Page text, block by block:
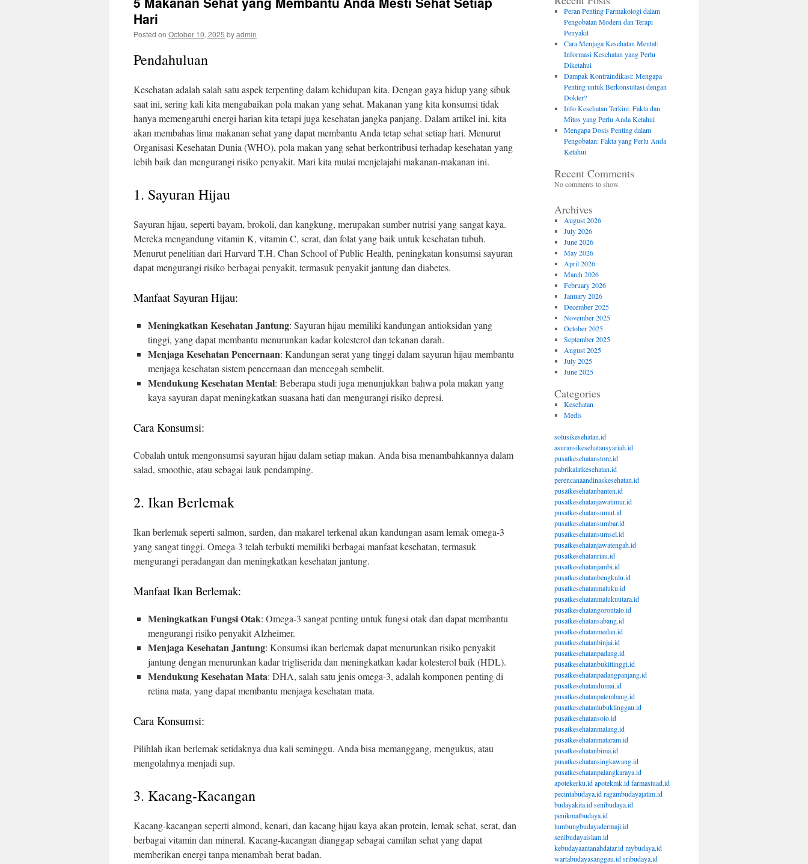
Hari
Posted on October 10, 2025 byadmin
Pendahuluan
Kesehatan adalah salah satu aspek terpenting dalam kehidupan kita. Dengan gaya hidup yang sibuk
saat ini, sering kali kita mengabaikan pola makan yang sehat. Makanan yang kita konsumsi tidak
hanya memengaruhi energi harian kita tetapi juga kesehatan jangka panjang. Dalam artikel ini, kita
akan membahas lima makanan sehat yang dapat membantu Anda tetap sehat setiap hari. Menurut
Organisasi Kesehatan Dunia (WHO), pola makan yang sehat berkontribusi terhadap kesehatan yang
lebih baik dan mengurangi risiko penyakit. Mari kita mulai menjelajahi makanan-makanan ini.
1. Sayuran Hijau
Sayuran hijau, seperti bayam, brokoli, dan kangkung, merupakan sumber nutrisi yang sangat kaya.
Mereka mengandung vitamin K, vitamin C, serat, dan folat yang baik untuk kesehatan tubuh.
Menurut penelitian dari Harvard T.H. Chan School of Public Health, peningkatan konsumsi sayuran
dapat mengurangi risiko berbagai penyakit, termasuk penyakit jantung dan diabetes.
Manfaat Sayuran Hijau:
Meningkatkan Kesehatan Jantung: Sayuran hijau memiliki kandungan antioksidan yang
tinggi, yang dapat membantu menurunkan kadar kolesterol dan tekanan darah.
Menjaga Kesehatan Pencernaan: Kandungan serat yang tinggi dalam sayuran hijau membantu
menjaga kesehatan sistem pencernaan dan mencegah sembelit.
Mendukung Kesehatan Mental: Beberapa studi juga menunjukkan bahwa pola makan yang
kaya sayuran dapat meningkatkan suasana hati dan mengurangi risiko depresi.
Cara Konsumsi:
Cobalah untuk mengonsumsi sayuran hijau dalam setiap makan. Anda bisa menambahkannya dalam
salad, smoothie, atau sebagai lauk pendamping.
2. Ikan Berlemak
Ikan berlemak seperti salmon, sarden, dan makarel terkenal akan kandungan asam lemak omega-3
yang sangat tinggi. Omega-3 telah terbukti memiliki berbagai manfaat kesehatan, termasuk
mengurangi peradangan dan meningkatkan kesehatan jantung.
Manfaat Ikan Berlemak:
Meningkatkan Fungsi Otak: Omega-3 sangat penting untuk fungsi otak dan dapat membantu
mengurangi risiko penyakit Alzheimer.
Menjaga Kesehatan Jantung: Konsumsi ikan berlemak dapat menurunkan risiko penyakit
jantung dengan menurunkan kadar trigliserida dan meningkatkan kadar kolesterol baik (HDL).
Mendukung Kesehatan Mata: DHA, salah satu jenis omega-3, adalah komponen penting di
retina mata, yang dapat membantu menjaga kesehatan mata.
Cara Konsumsi:
Pilihlah ikan berlemak setidaknya dua kali seminggu. Anda bisa memanggang, mengukus, atau
mengolahnya menjadi sup.
3. Kacang-Kacangan
Kacang-kacangan seperti almond, kenari, dan kacang hijau kaya akan protein, lemak sehat, serat, dan
berbagai vitamin dan mineral. Kacang-kacangan dianggap sebagai camilan sehat yang dapat
memberikan energi tanpa menambah berat badan.
Peran Penting Farmakologi dalam
Pengobatan Modern dan Terapi
Penyakit
Cara Menjaga Kesehatan Mental:
Informasi Kesehatan yang Perlu
Diketahui
Dampak Kontraindikasi: Mengapa
Penting untuk Berkonsultasi dengan
Dokter?
Info Kesehatan Terkini: Fakta dan
Mitos yang Perlu Anda Ketahui
Mengapa Dosis Penting dalam
Pengobatan: Fakta yang Perlu Anda
Ketahui
Recent Comments
No comments to show.
Archives
August 2026
July 2026
June 2026
May 2026
April 2026
March 2026
February 2026
January 2026
December 2025
November 2025
October 2025
September 2025
August 2025
July 2025
June 2025
Categories
Kesehatan
Medis
solusikesehatan.id
asuransikesehatansyariah.id
pusatkesehatanstore.id
pabrikalatkesehatan.id
perencanaandinaskesehatan.id
pusatkesehatanbanten.id
pusatkesehatanjawatimur.id
pusatkesehatansumut.id
pusatkesehatansumbar.id
pusatkesehatansumsel.id
pusatkesehatanjawatengah.id
pusatkesehatanriau.id
pusatkesehatanjambi.id
pusatkesehatanbengkulu.id
pusatkesehatanmaluku.id
pusatkesehatanmalukuutara.id
pusatkesehatangorontalo.id
pusatkesehatansabang.id
pusatkesehatanmedan.id
pusatkesehatanbinjai.id
pusatkesehatanpadang.id
pusatkesehatanbukittinggi.id
pusatkesehatanpadangpanjang.id
pusatkesehatandumai.id
pusatkesehatanpalembang.id
pusatkesehatanlubuklinggau.id
pusatkesehatansolo.id
pusatkesehatanmalang.id
pusatkesehatanmataram.id
pusatkesehatanbima.id
pusatkesehatansingkawang.id
pusatkesehatanpalangkaraya.id
apotekerku.idapotekmk.idfarmasiuad.id
pecintabudaya.idragambudayajatim.id
budayakita.idsenibudaya.id
penikmatbudaya.id
lumbungbudayadermaji.id
senibudayaislam.id
kebudayaantanahdatar.idmybudaya.id
wartabudayasanggau.idsribudaya.id